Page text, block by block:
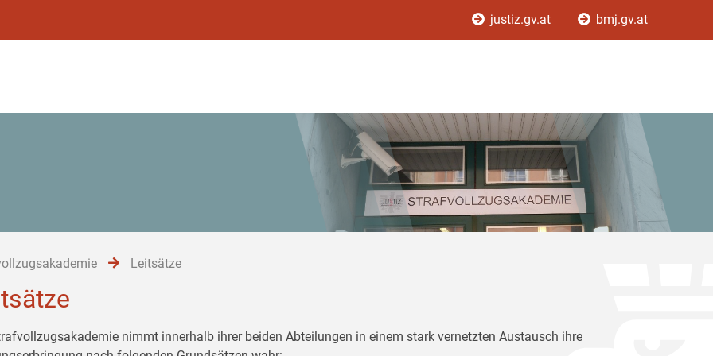
justiz.gv.at bmj.gv.at
Leitsätze
nimmt innerhalb ihrer beiden Abteilungen in einem stark vernetzten Austausch ihre